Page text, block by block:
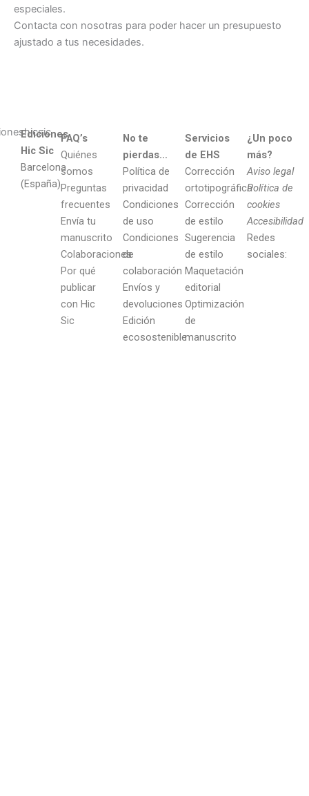
especiales.
Contacta con nosotras para poder hacer un presupuesto
ajustado a tus necesidades.
Ediciones
Hic Sic
Barcelona
(España)
FAQ’s
Quiénes
somos
Preguntas
frecuentes
Envía tu
manuscrito
Colaboraciones
Por qué
publicar
con Hic
Sic
No te
pierdas…
Política de
privacidad
Condiciones
de uso
Condiciones
de
colaboración
Envíos y
devoluciones
Edición
ecosostenible
Servicios
de EHS
Corrección
ortotipográfica
Corrección
de estilo
Sugerencia
de estilo
Maquetación
editorial
Optimización
de
manuscrito
¿Un poco
más?
Aviso legal
Política de
cookies
Accesibilidad
Redes
sociales: